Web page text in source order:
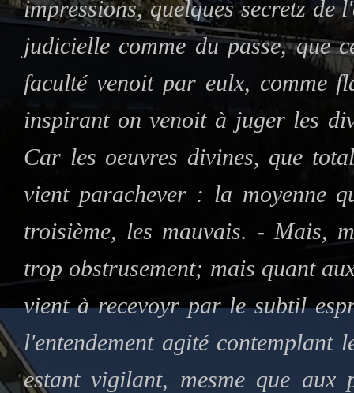
impressions, quelques secretz
judicielle comme du passe, que
faculté venoit par eulx, comme
inspirant on venoit à juger les
Car les oeuvres divines, que
vient parachever : la moyenne
troisième, les mauvais. - Mais,
trop obstrusement; mais quant
vient à recevoyr par le subtil
l'entendement agité contemplant
estant vigilant, mesme que aux